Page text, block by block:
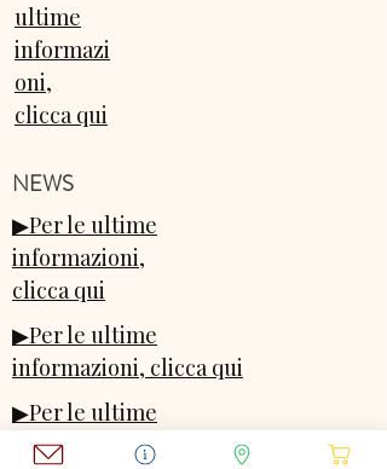
ultime
informazi
oni,
clicca qui
NEWS
▶Per le ultime
informazioni,
clicca qui
▶Per le ultime
informazioni, clicca qui
▶Per le ultime
informazioni, clicca qui